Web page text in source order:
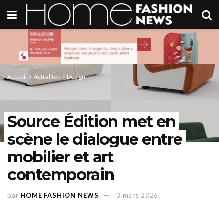
Accueil Actualités Design
Source Édition met en
scène le dialogue entre
mobilier et art
contemporain
par HOME FASHION NEWS 3 mars 2026